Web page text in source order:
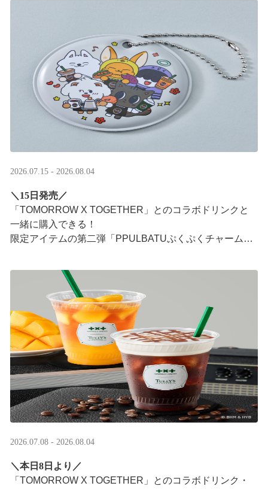
2026.07.15 - 2026.08.04
＼15日発売／
「TOMORROW X TOGETHER」とのコラボドリンクと
一緒に購入できる！​
限定アイテムの第二弾「PPULBATUぷくぷくチャーム」​
2026.07.08 - 2026.08.04
＼本日8日より／
「TOMORROW X TOGETHER」とのコラボドリンク・